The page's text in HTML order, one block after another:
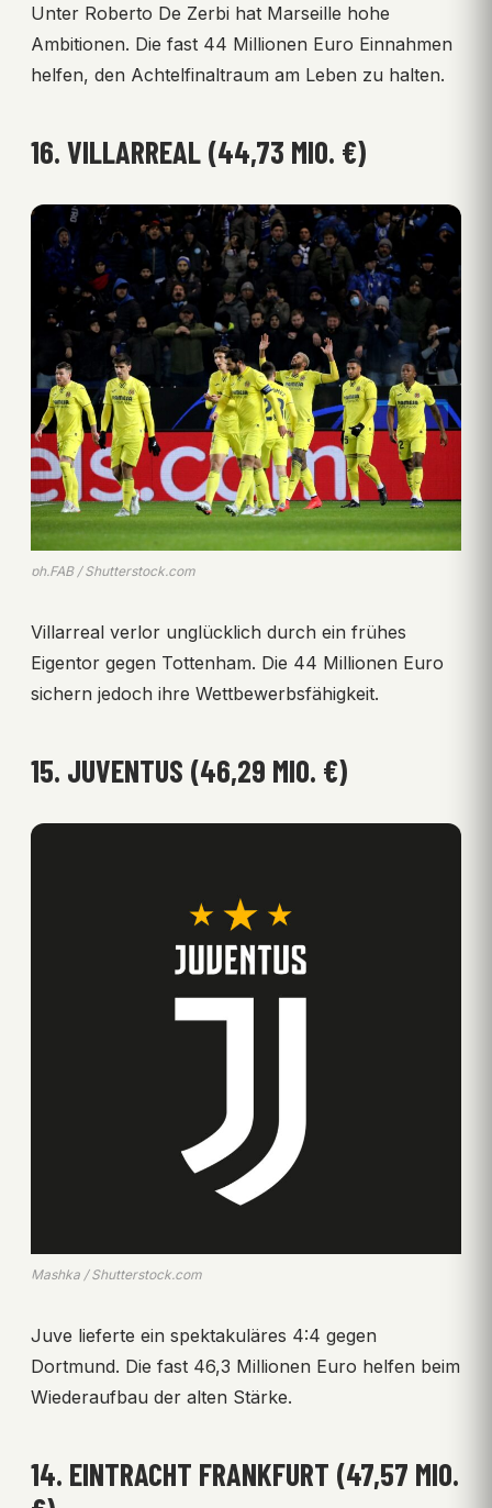
Unter Roberto De Zerbi hat Marseille hohe
Ambitionen. Die fast 44 Millionen Euro Einnahmen
helfen, den Achtelfinaltraum am Leben zu halten.
16. VILLARREAL (44,73 MIO. €)
ph.FAB / Shutterstock.com
Villarreal verlor unglücklich durch ein frühes
Eigentor gegen Tottenham. Die 44 Millionen Euro
sichern jedoch ihre Wettbewerbsfähigkeit.
15. JUVENTUS (46,29 MIO. €)
Mashka / Shutterstock.com
Juve lieferte ein spektakuläres 4:4 gegen
Dortmund. Die fast 46,3 Millionen Euro helfen beim
Wiederaufbau der alten Stärke.
14. EINTRACHT FRANKFURT (47,57 MIO.